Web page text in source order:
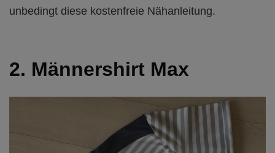
unbedingt diese kostenfreie Nähanleitung.
2. Männershirt Max